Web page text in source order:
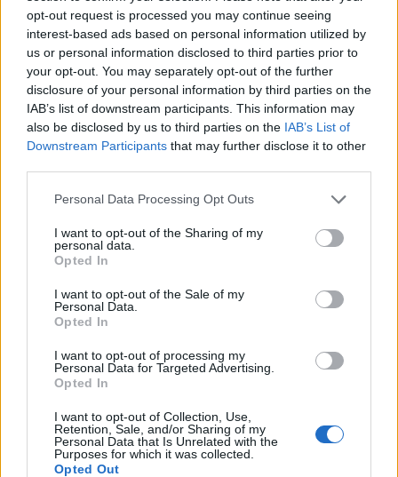
opt-out request is processed you may continue seeing
interest-based ads based on personal information utilized by
us or personal information disclosed to third parties prior to
your opt-out. You may separately opt-out of the further
disclosure of your personal information by third parties on the
IAB’s list of downstream participants. This information may
also be disclosed by us to third parties on the IAB’s List of
Downstream Participants that may further disclose it to other
Personal Data Processing Opt Outs
I want to opt-out of the Sharing of my
personal data.
Opted In
I want to opt-out of the Sale of my
Personal Data.
Opted In
I want to opt-out of processing my
Personal Data for Targeted Advertising.
Opted In
I want to opt-out of Collection, Use,
Retention, Sale, and/or Sharing of my
Personal Data that Is Unrelated with the
Purposes for which it was collected.
Opted Out
libero in Iliad e nel Gruppo Iliad. Tutti i nostri pensieri sono oggi
rivolti alla sua famiglia e ai suoi cari”.
CONDIVIDI QUESTO ARTICOLO:
E-mail LinkedIn Facebook
WhatsApp Stampa
LE MIGLIORI OFFERTE AMAZON